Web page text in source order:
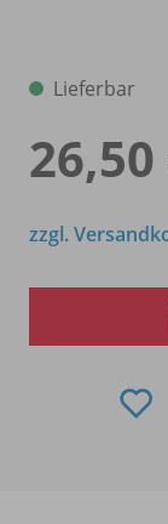
Lieferbar
26,50
zzgl.